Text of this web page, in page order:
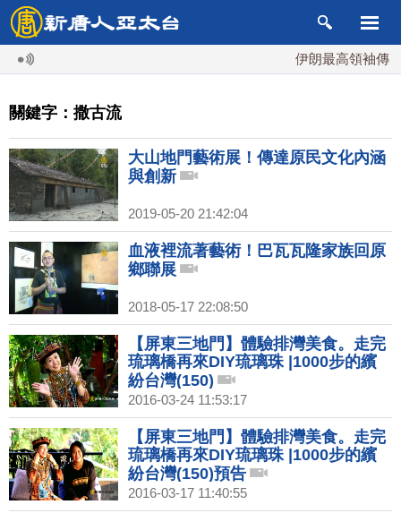
伊朗最高領袖傳「
關鍵字：撒古流
大山地門藝術展！傳達原民文化內涵
與創新
2019-05-20 21:42:04
血液裡流著藝術！巴瓦瓦隆家族回原
鄉聯展
2018-05-17 22:08:50
【屏東三地門】體驗排灣美食。走完
琉璃橋再來DIY琉璃珠 |1000步的繽
紛台灣(150)
2016-03-24 11:53:17
【屏東三地門】體驗排灣美食。走完
琉璃橋再來DIY琉璃珠 |1000步的繽
紛台灣(150)預告
2016-03-17 11:40:55